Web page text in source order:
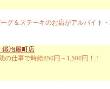
グ＆ステーキのお店がアルバイト
冶屋町店
の仕事で時給850円～1,500円！！